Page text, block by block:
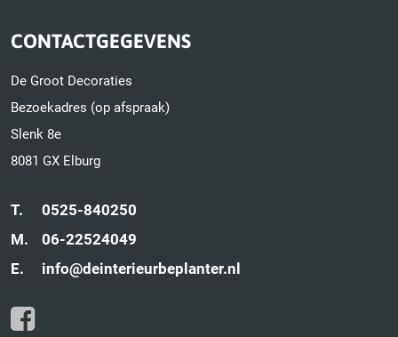
CONTACTGEGEVENS
De Groot Decoraties
Bezoekadres (op afspraak)
Slenk 8e
8081 GX Elburg
T.
0525-840250
M.
06-22524049
E.
info@deinterieurbeplanter.nl